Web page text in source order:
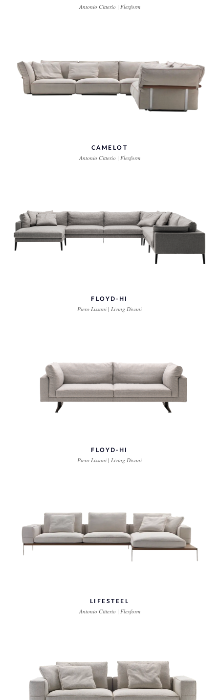
Antonio Citterio | Flexform
CAMELOT
Antonio Citterio | Flexform
FLOYD-HI
Piero Lissoni | Living Divani
FLOYD-HI
Piero Lissoni | Living Divani
LIFESTEEL
Antonio Citterio | Flexform